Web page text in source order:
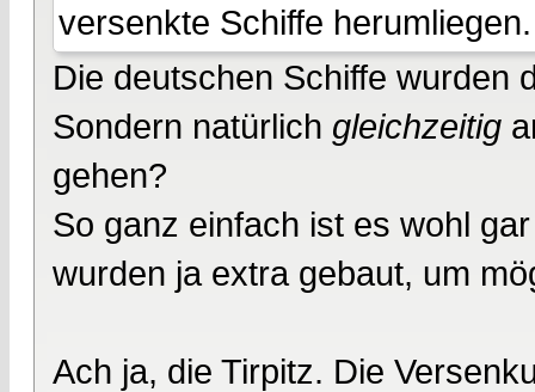
versenkte Schiffe herumliegen.
Die deutschen Schiffe wurden
Sondern natürlich gleichzeitig
gehen?
So ganz einfach ist es wohl
wurden ja extra gebaut, um
Ach ja, die Tirpitz. Die